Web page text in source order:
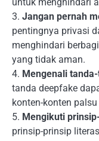
3. Jangan pernah
pentingnya privasi
menghindari
yang tidak aman.
4. Mengenali
tanda deepfake
konten-konten
5. Mengikuti
prinsip-prinsip